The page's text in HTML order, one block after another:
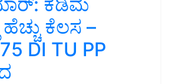
ಕೆಲಸ –
DI TU PP